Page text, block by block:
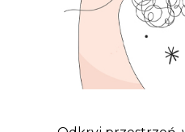
z osobami o podobnych
problemy i zaburzenia najczęściej
upewnić się, że ma